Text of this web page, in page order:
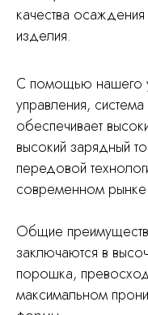
качества
изделия.
С помощью нашего
управления,
обеспечивает
высокий зарядный
передовой
современном рынке.
Общие
заключаются в
порошка,
максимальном